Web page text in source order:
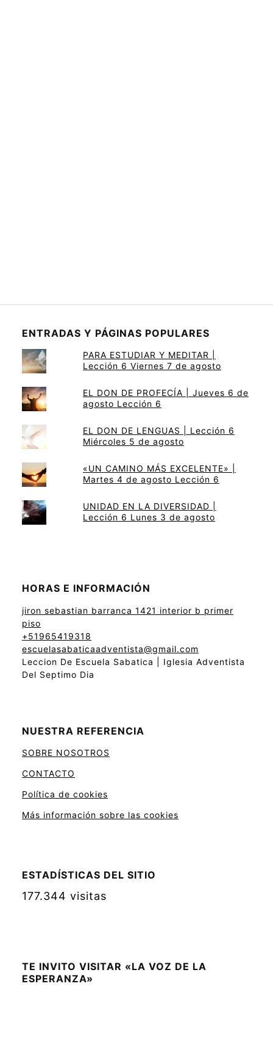
ENTRADAS Y PÁGINAS POPULARES
PARA ESTUDIAR Y MEDITAR |
Lección 6 Viernes 7 de agosto
EL DON DE PROFECÍA | Jueves 6 de
agosto Lección 6
EL DON DE LENGUAS | Lección 6
Miércoles 5 de agosto
«UN CAMINO MÁS EXCELENTE» |
Martes 4 de agosto Lección 6
UNIDAD EN LA DIVERSIDAD |
Lección 6 Lunes 3 de agosto
HORAS E INFORMACIÓN
jiron sebastian barranca 1421 interior b primer
piso
+51965419318
escuelasabaticaadventista@gmail.com
Leccion De Escuela Sabatica | Iglesia Adventista
Del Septimo Dia
NUESTRA REFERENCIA
SOBRE NOSOTROS
CONTACTO
Política de cookies
Más información sobre las cookies
ESTADÍSTICAS DEL SITIO
177.344 visitas
TE INVITO VISITAR «LA VOZ DE LA
ESPERANZA»